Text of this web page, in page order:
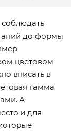
до формы
цветовом
вписать в
гамма
А
и для